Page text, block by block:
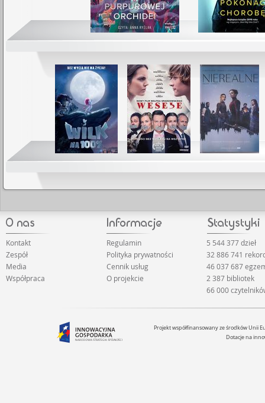
Kontakt
Zespół
Media
Współpraca
Regulamin
Polityka prywatności
Cennik usług
O projekcie
5 544 377 dzieł
32 886 741
46 037 687
2 387 bibliotek
66 000
Projekt współfinansowany ze środków Unii
Dotacje na